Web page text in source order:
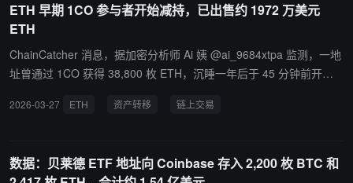
ETH 早期 1CO 参与者开始减持，已出售约 1972 万美元
ETH
ChainCatcher 消息，据加密分析师 Ai 姨 @ai_9684xtpa 监测，一地
址曾通过 1CO 获得 38,800 枚 ETH，沉睡一年后于 45 分钟前开始
美元价格在链上出售 9,628.54 枚 ETH，成交金额约 19,720 万美
2026-03-27 ETH 资产转移 链上交易
数据：贝莱德 ETF 地址向 Coinbase 存入 2,200 枚 BTC 和